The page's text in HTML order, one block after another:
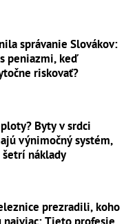
správanie Slovákov:
peniazmi, keď
riskovať?
Byty v srdci
výnimočný systém,
náklady
prezradili, koho